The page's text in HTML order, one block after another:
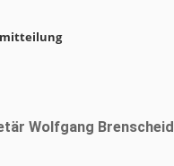
Wolfgang